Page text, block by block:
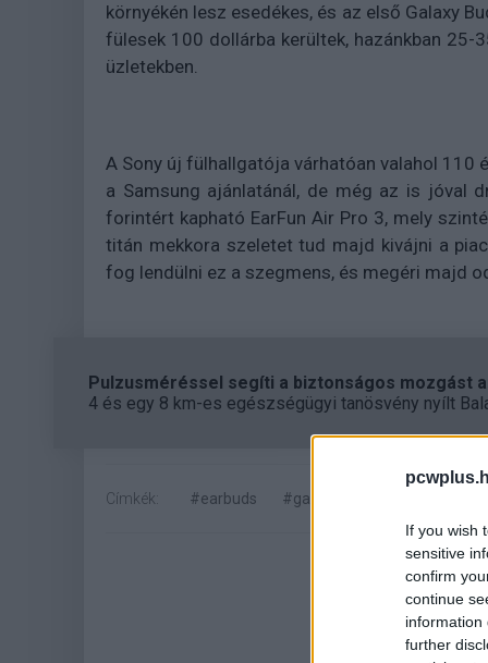
If you wish
sensitive
confirm
continue
information
further
környékén lesz esedékes, és az első Galaxy
fülesek 100 dollárba kerültek, hazánkban
üzletekben.
A Sony új fülhallgatója várhatóan valahol 110
a Samsung ajánlatánál, de még az is jóval
forintért kapható EarFun Air Pro 3, mely
titán mekkora szeletet tud majd kivájni a
fog lendülni ez a szegmens, és megéri majd
Pulzusméréssel segíti a biztonságos mozgást
4 és egy 8 km-es egészségügyi tanösvény nyílt
Címkék: #earbuds #galaxy